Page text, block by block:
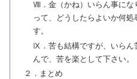
Ⅷ．金（かね）いらん事に
って、どうしたらよいか何
す。
Ⅸ．苦も結構ですが、いらん
んで、苦を楽として下さい。
２．まとめ